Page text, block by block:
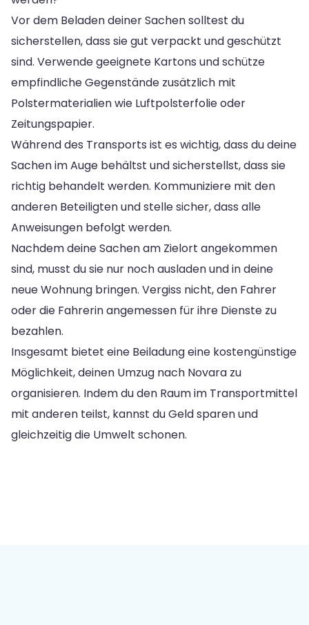
Vor dem Beladen deiner Sachen solltest du
sicherstellen, dass sie gut verpackt und geschützt
sind. Verwende geeignete Kartons und schütze
empfindliche Gegenstände zusätzlich mit
Polstermaterialien wie Luftpolsterfolie oder
Zeitungspapier.
Während des Transports ist es wichtig, dass du deine
Sachen im Auge behältst und sicherstellst, dass sie
richtig behandelt werden. Kommuniziere mit den
anderen Beteiligten und stelle sicher, dass alle
Anweisungen befolgt werden.
Nachdem deine Sachen am Zielort angekommen
sind, musst du sie nur noch ausladen und in deine
neue Wohnung bringen. Vergiss nicht, den Fahrer
oder die Fahrerin angemessen für ihre Dienste zu
bezahlen.
Insgesamt bietet eine Beiladung eine kostengünstige
Möglichkeit, deinen Umzug nach Novara zu
organisieren. Indem du den Raum im Transportmittel
mit anderen teilst, kannst du Geld sparen und
gleichzeitig die Umwelt schonen.